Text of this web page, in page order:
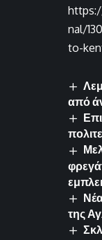
nal/
to-
από
της